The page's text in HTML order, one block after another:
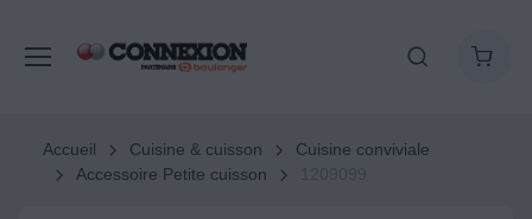
Accueil Cuisine & cuisson
Cuisine conviviale
Accessoire Petite cuisson